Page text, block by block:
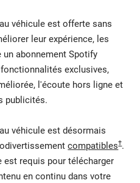
véhicule est offerte sans
leur expérience, les
abonnement Spotify
exclusives,
l'écoute hors ligne et
publicités.
véhicule est désormais
compatibles†.
requis pour télécharger
en continu dans votre